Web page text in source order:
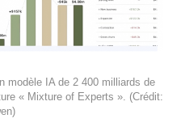
modèle IA de 2 400 milliards de
« Mixture of Experts ». (Crédit: